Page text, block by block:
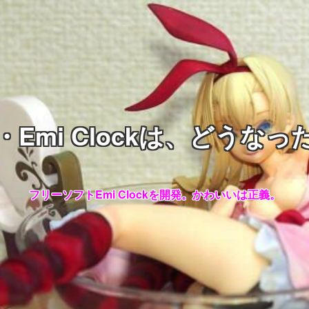
Emi Clockは、どうなっ
フリーソフトEmi Clockを開発。かわいいは正義。